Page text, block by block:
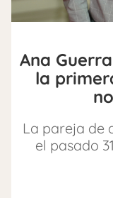
Ana
la
La pareja de
el pasado